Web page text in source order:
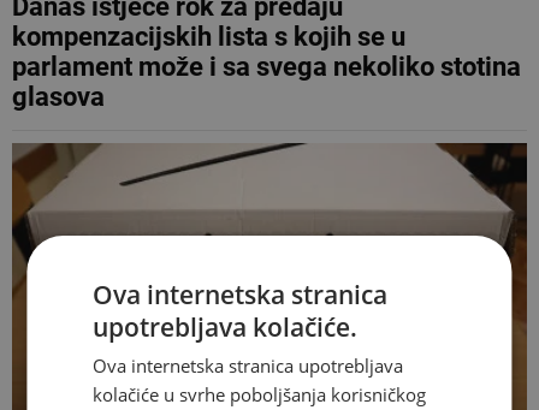
Danas istječe rok za predaju
kompenzacijskih lista s kojih se u
parlament može i sa svega nekoliko stotina
glasova
Ova internetska stranica
upotrebljava kolačiće.
Ova internetska stranica upotrebljava
kolačiće u svrhe poboljšanja korisničkog